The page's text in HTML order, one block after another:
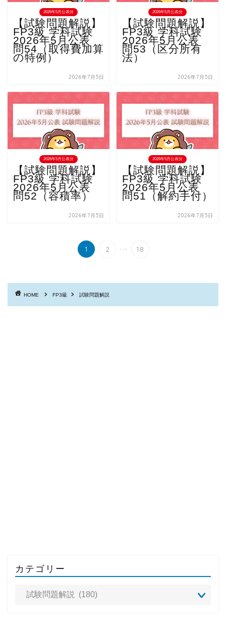
2026年5月公表分
【試験問題解説】
FP3級 学科試験
2026年5月公表
問54（取得費加算
の特例）
2026年7月5日
2026年5月公表分
【試験問題解説】
FP3級 学科試験
2026年5月公表
問53（区分所有
法）
2026年7月5日
2026年5月公表分
【試験問題解説】
FP3級 学科試験
2026年5月公表
問52（容積率）
2026年7月5日
2026年5月公表分
【試験問題解説】
FP3級 学科試験
2026年5月公表
問51（解約手付）
2026年7月5日
1 2 ... 18
HOME FP3級 試験問題解説
カテゴリー